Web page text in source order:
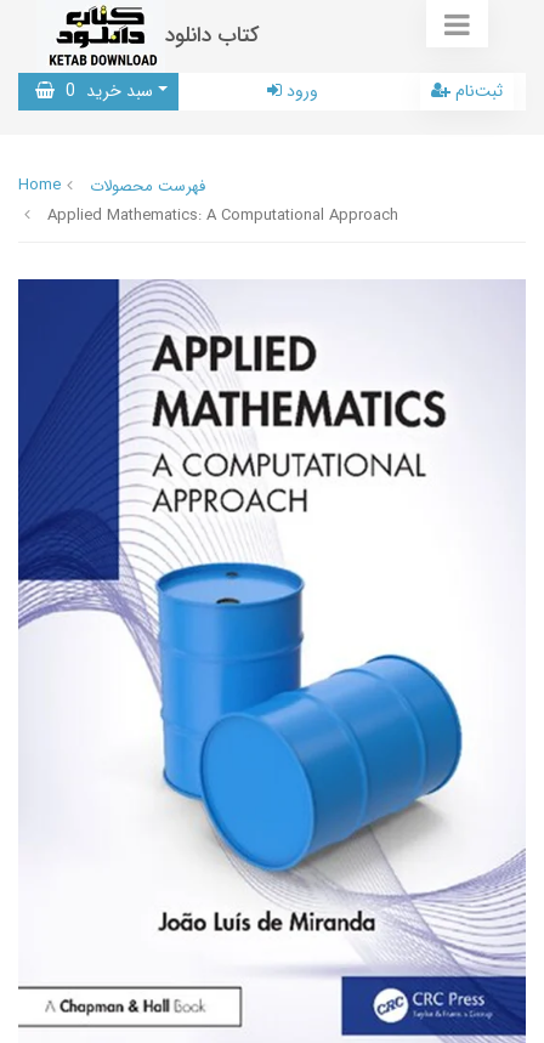
کتاب دانلود
سبد خرید 0 ورود ثبت‌نام
Home
فهرست محصولات
Applied Mathematics: A Computational Approach